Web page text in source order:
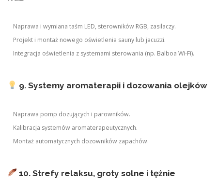
Naprawa i wymiana taśm LED, sterowników RGB, zasilaczy.
Projekt i montaż nowego oświetlenia sauny lub jacuzzi.
Integracja oświetlenia z systemami sterowania (np. Balboa Wi-Fi).
9. Systemy aromaterapii i dozowania olejków
Naprawa pomp dozujących i parowników.
Kalibracja systemów aromaterapeutycznych.
Montaż automatycznych dozowników zapachów.
10. Strefy relaksu, groty solne i tężnie